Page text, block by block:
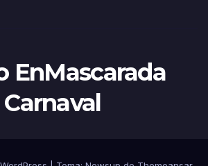
EnMascarada
Carnaval